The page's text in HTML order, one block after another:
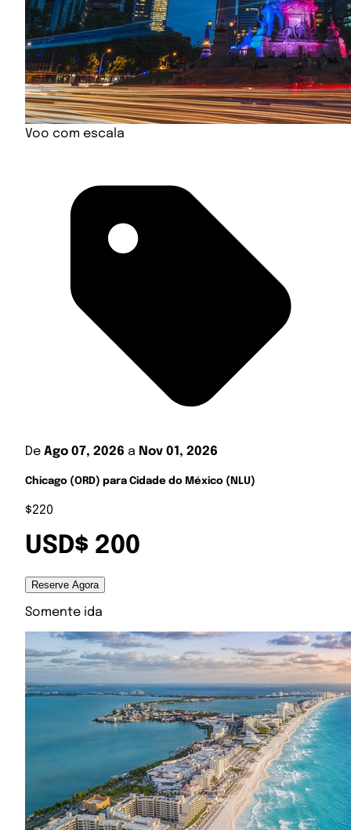
Voo com escala
De Ago 07, 2026 a Nov 01, 2026
Chicago (ORD) para Cidade do México (NLU)
$220
USD$ 200
Reserve Agora
Somente ida